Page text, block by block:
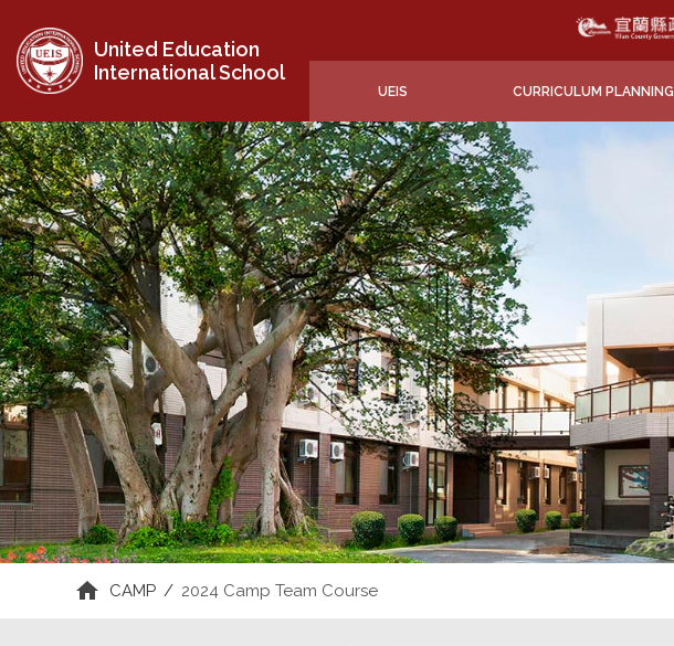
United Education
International School
UEIS CURRICULUM PLANNING
CAMP / 2024 Camp Team Course